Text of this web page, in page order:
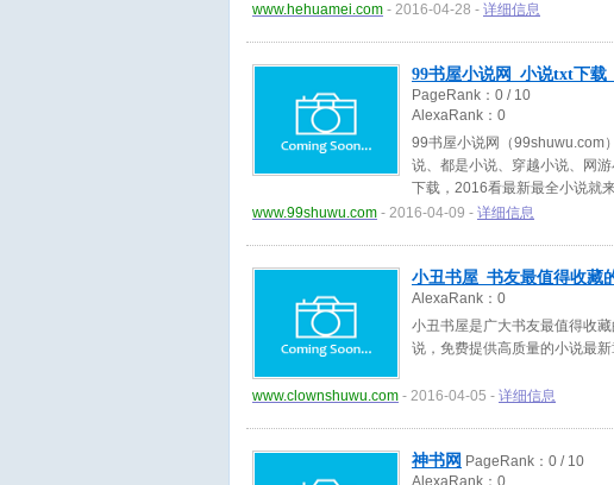
www.hehuamei.com - 2016-04-28 - 详细信息
99书屋小说网_小说txt下载
PageRank： 0 / 10
AlexaRank： 0
99书屋小说网（99shuwu.com
说、都是小说、穿越小说、网
下载，2016看最新最全小说就
www.99shuwu.com - 2016-04-09 - 详细信息
小丑书屋_书友最值得收藏
AlexaRank： 0
小丑书屋是广大书友最值得收
说，免费提供高质量的小说最
www.clownshuwu.com - 2016-04-05 - 详细信息
神书网 PageRank： 0 / 10